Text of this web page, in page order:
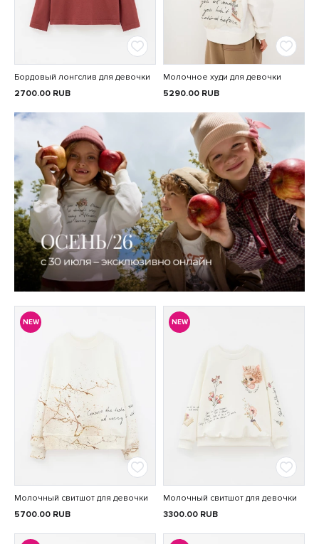
Бордовый лонгслив для девочки
2700.00 RUB
Молочное худи для девочки
5290.00 RUB
NEW
Молочный свитшот для девочки
5700.00 RUB
NEW
Молочный свитшот для девочки
3300.00 RUB